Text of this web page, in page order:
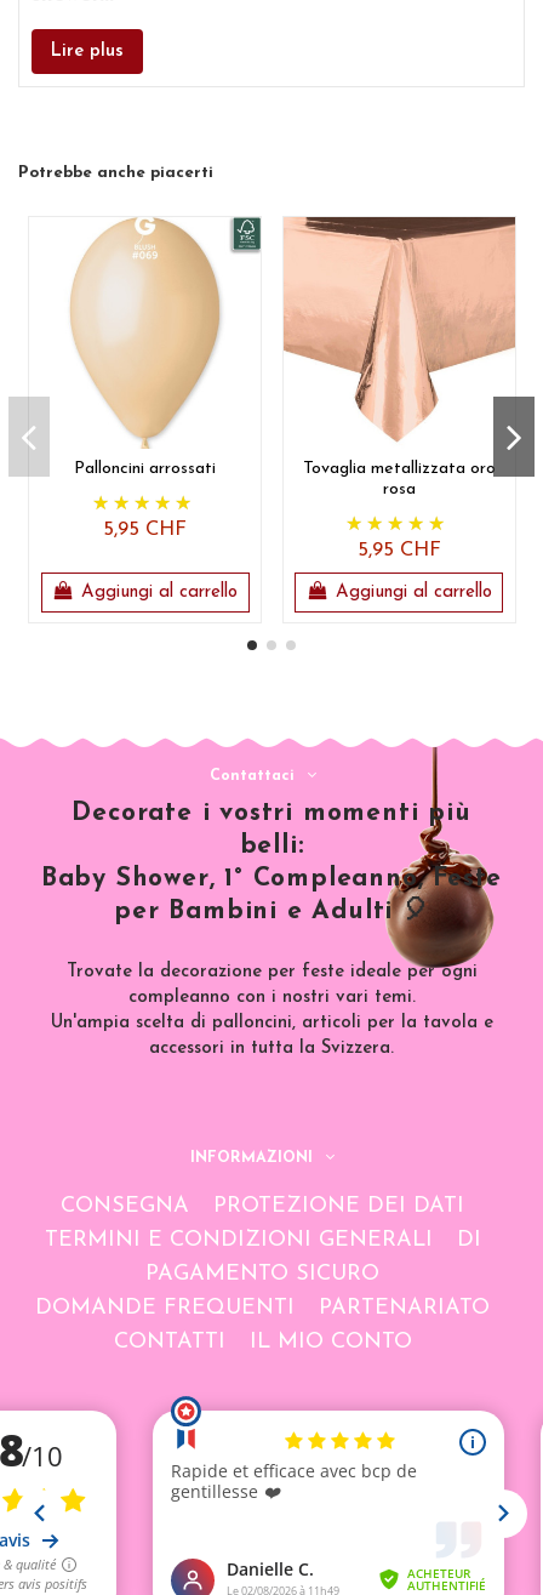
Lire plus
Potrebbe anche piacerti
Palloncini arrossati
5,95 CHF
Aggiungi al carrello
Tovaglia metallizzata oro
rosa
5,95 CHF
Aggiungi al carrello
Contattaci
Decorate i vostri momenti più
belli:
Baby Shower, 1° Compleanno, Feste
per Bambini e Adulti 🎈
Trovate la decorazione per feste ideale per ogni
compleanno con i nostri vari temi.
Un'ampia scelta di palloncini, articoli per la tavola e
accessori in tutta la Svizzera.
INFORMAZIONI
CONSEGNA
PROTEZIONE DEI DATI
TERMINI E CONDIZIONI GENERALI
DI
PAGAMENTO SICURO
DOMANDE FREQUENTI
PARTENARIATO
CONTATTI
IL MIO CONTO